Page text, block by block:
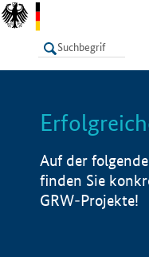
LISTE
Auf der
finden Sie
GRW-Projekte!